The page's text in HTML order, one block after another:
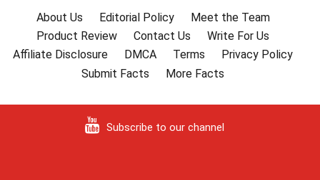
About Us Editorial Policy
Meet the Team
Product Review
Contact Us
Write For Us
Affiliate Disclosure
DMCA Terms
Privacy Policy
Submit Facts
More Facts
Subscribe to our channel